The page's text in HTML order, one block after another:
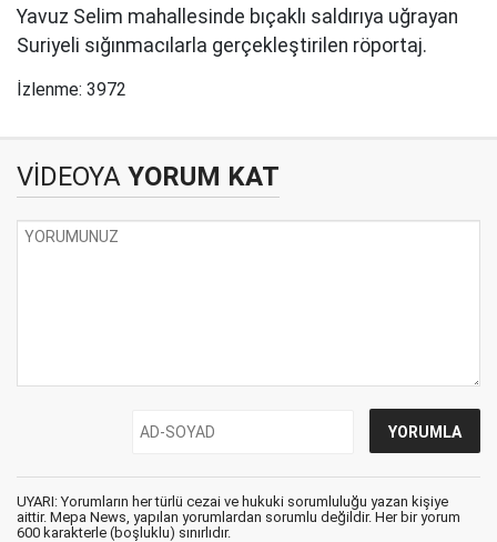
Yavuz Selim mahallesinde bıçaklı saldırıya uğrayan
Suriyeli sığınmacılarla gerçekleştirilen röportaj.
İzlenme: 3972
VİDEOYA YORUM KAT
UYARI: Yorumların her türlü cezai ve hukuki sorumluluğu yazan kişiye
aittir. Mepa News, yapılan yorumlardan sorumlu değildir. Her bir yorum
600 karakterle (boşluklu) sınırlıdır.